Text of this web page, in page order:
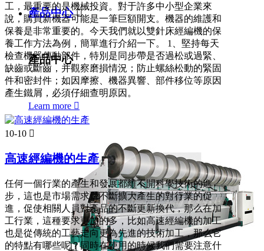
產品中心 
產品中心
Learn more 
工，最重要的是機械投資。對于許多中小型企業來
說，購買新機器可能是一筆巨額開支。機器的維護和
保養是非常重要的。今天我們就以雙針床經編機的保
養工作方法為例，簡單進行介紹一下。 1、堅持每天
檢查機器傳動部件，特別是同步帶是否過松或過緊、
缺齒或斷齒，并觀察磨損情況；防止螺絲松動的緊固
件和密封件；如因摩擦、機器異響、部件移位等原因
產生鐵屑，必須仔細查明原因。
10-10 
高速經編機的生產
任何一個行業的產生和發展都離不開科學技術的進
步，這也是市場需求量不斷擴大產生的對行業的促
進，促使相關人員對產品的不斷更新換代，那么在加
工行業，這種要求更加的多，比如高速經編機的加工
也是從傳統的工藝走向更為先進的技術加工，那么它
的特點有哪些呢？同時在使用的時候我們需要注意什